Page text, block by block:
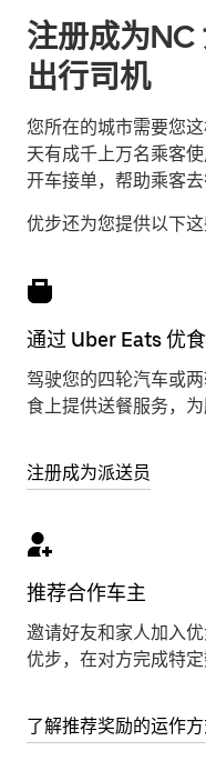
注册成为NC
出行司机
您所在的城市需要您
天有成千上万名乘客
开车接单，帮助乘客
优步还为您提供以下这
通过 Uber Eats 优
驾驶您的四轮汽车或
食上提供送餐服务，
注册成为派送员
推荐合作车主
邀请好友和家人加入
优步，在对方完成特
了解推荐奖励的运作